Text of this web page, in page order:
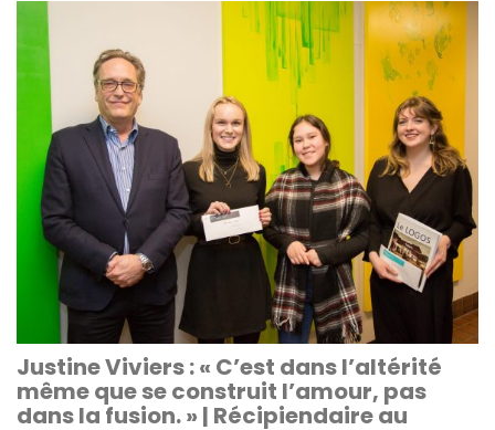
Justine Viviers : « C’est dans l’altérité
même que se construit l’amour, pas
dans la fusion. » | Récipiendaire au